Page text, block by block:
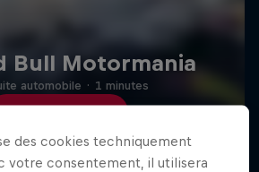
Bull Motormania
automobile · 1 minutes
des cookies techniquement
votre consentement, il utilisera